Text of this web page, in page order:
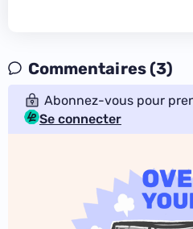
Commentaires (3)
Abonnez-vous pour
Se connecter